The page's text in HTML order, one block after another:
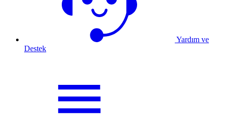
Yardım ve
Destek